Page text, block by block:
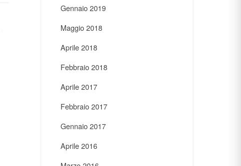
Gennaio 2019
Maggio 2018
Aprile 2018
Febbraio 2018
Aprile 2017
Febbraio 2017
Gennaio 2017
Aprile 2016